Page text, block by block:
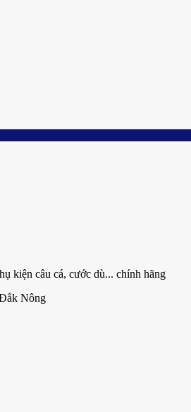
kiện câu cá, cước dù... chính hãng
Nông